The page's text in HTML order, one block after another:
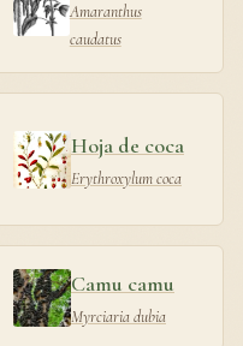
Amaranthus
caudatus
Hoja de coca
Erythroxylum coca
Camu camu
Myrciaria dubia